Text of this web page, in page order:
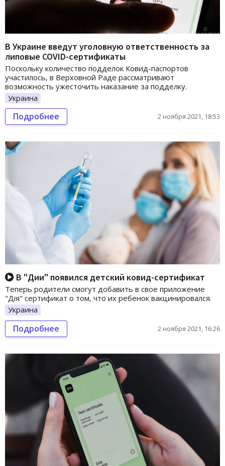
В Украине введут уголовную ответственность за
липовые COVID-сертификаты
Поскольку количество подделок Ковид-паспортов
участилось, в Верховной Раде рассматривают
возможность ужесточить наказание за подделку.
Украина
Подробнее 2 ноября 2021, 18:53
В "Дии" появился детский ковид-сертификат
Теперь родители смогут добавить в свое приложение
"Дія" сертификат о том, что их ребенок вакцинировался.
Украина
Подробнее 2 ноября 2021, 16:26